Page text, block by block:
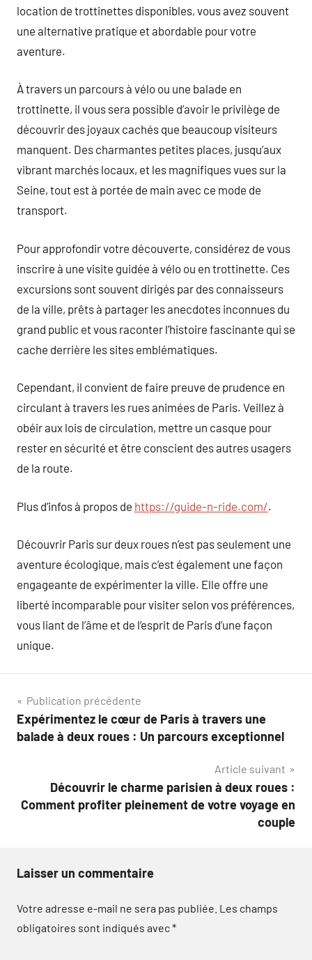
location de trottinettes disponibles, vous avez souvent
une alternative pratique et abordable pour votre
aventure.
À travers un parcours à vélo ou une balade en
trottinette, il vous sera possible d’avoir le privilège de
découvrir des joyaux cachés que beaucoup visiteurs
manquent. Des charmantes petites places, jusqu’aux
vibrant marchés locaux, et les magnifiques vues sur la
Seine, tout est à portée de main avec ce mode de
transport.
Pour approfondir votre découverte, considérez de vous
inscrire à une visite guidée à vélo ou en trottinette. Ces
excursions sont souvent dirigés par des connaisseurs
de la ville, prêts à partager les anecdotes inconnues du
grand public et vous raconter l’histoire fascinante qui se
cache derrière les sites emblématiques.
Cependant, il convient de faire preuve de prudence en
circulant à travers les rues animées de Paris. Veillez à
obéir aux lois de circulation, mettre un casque pour
rester en sécurité et être conscient des autres usagers
de la route.
Plus d’infos à propos de https://guide-n-ride.com/.
Découvrir Paris sur deux roues n’est pas seulement une
aventure écologique, mais c’est également une façon
engageante de expérimenter la ville. Elle offre une
liberté incomparable pour visiter selon vos préférences,
vous liant de l’âme et de l’esprit de Paris d’une façon
unique.
Navigation
de
Publication précédente
Expérimentez le cœur de Paris à travers une
balade à deux roues : Un parcours exceptionnel
Article suivant
Découvrir le charme parisien à deux roues :
Comment profiter pleinement de votre voyage en
couple
Laisser un commentaire
Votre adresse e-mail ne sera pas publiée. Les champs
obligatoires sont indiqués avec*